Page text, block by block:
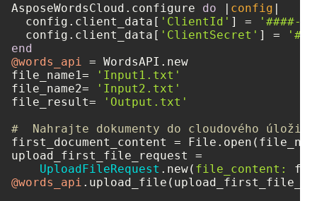
AsposeWordsCloud.configure do | config |
  config.client_data[
'ClientId' ] =
'####-
  config.client_data[
'ClientSecret' ] =
end
@words_api = WordsAPI.new
file_name1=
'Input1.txt'
file_name2=
'Input2.txt'
file_result=
'Output.txt'
#  Nahrajte dokumenty do cloudového
first_document_content =
upload_first_file_request =
UploadFileRequest .new( file_content:
@words_api